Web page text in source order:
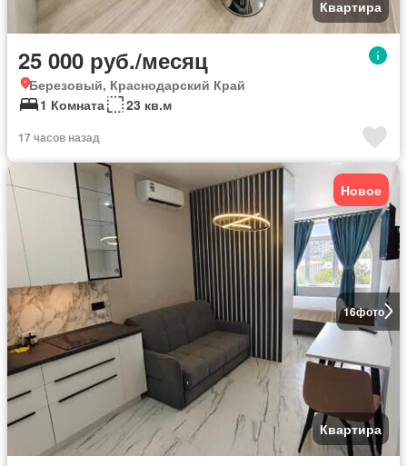
Квартира
25 000 руб./месяц
Березовый, Краснодарский Край
1 Комната
23 кв.м
17 часов назад
16фото
Новое
Квартира